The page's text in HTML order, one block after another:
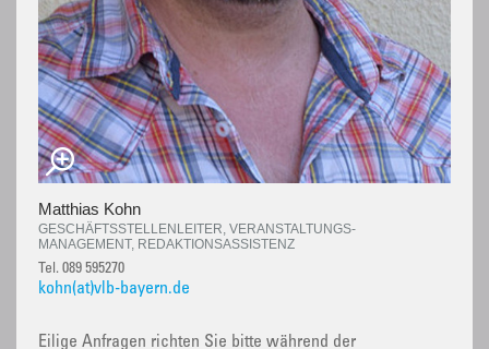
Matthias Kohn
GESCHÄFTSSTELLENLEITER, VERANSTALTUNGS-
MANAGEMENT, REDAKTIONSASSISTENZ
Tel. 089 595270
kohn(at)vlb-bayern.de
Eilige Anfragen richten Sie bitte während der